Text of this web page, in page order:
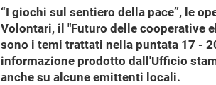
“I giochi sul sentiero della pace”, le
Volontari, il "Futuro delle cooperative
sono i temi trattati nella puntata 17 -
informazione prodotto dall'Ufficio
anche su alcune emittenti locali.